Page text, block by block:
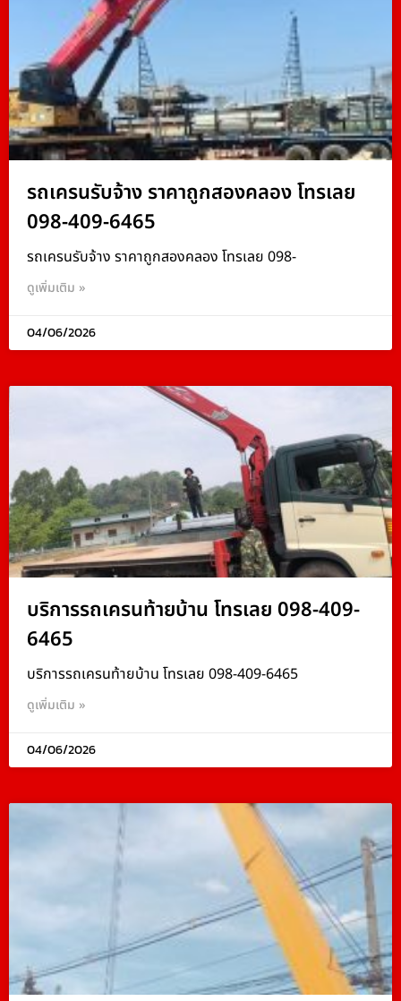
รถเครนรับจ้าง ราคาถูกสองคลอง โทรเลย
098-409-6465
รถเครนรับจ้าง ราคาถูกสองคลอง โทรเลย 098-
ดูเพิ่มเติม »
04/06/2026
บริการรถเครนท้ายบ้าน โทรเลย 098-409-
6465
บริการรถเครนท้ายบ้าน โทรเลย 098-409-6465
ดูเพิ่มเติม »
04/06/2026